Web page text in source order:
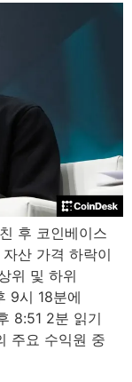
후 코인베이스
산 가격 하락이
위 및 하위
9시 18분에
8:51 2분 읽기
주요 수익원 중